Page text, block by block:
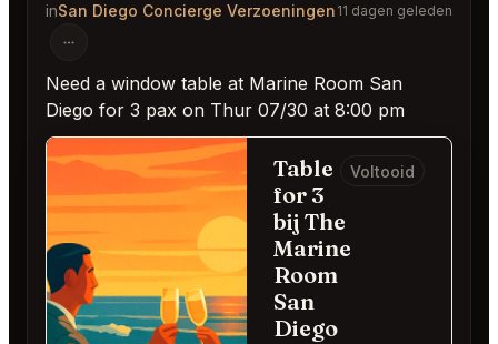
inSan Diego Concierge Verzoeningen 11 dagen geleden
Need a window table at Marine Room San
Diego for 3 pax on Thur 07/30 at 8:00 pm
Table
for 3
bij The
Marine
Room
San
Diego
Voltooid